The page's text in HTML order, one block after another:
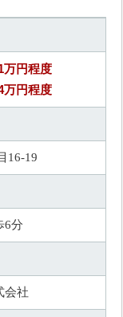
万円程度
万円程度
16-19
6分
会社